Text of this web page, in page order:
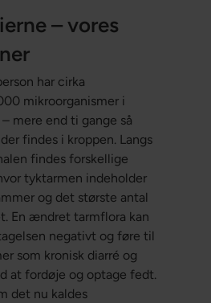
– vores
har cirka
mikroorganismer i
mere end ti gange så
findes i kroppen. Langs
findes forskellige
tyktarmen indeholder
og det største antal
En ændret tarmflora kan
negativt og føre til
som kronisk diarré og
at fordøje og optage fedt.
det nu kaldes